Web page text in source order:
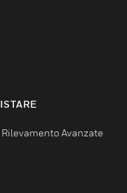
Avanzate